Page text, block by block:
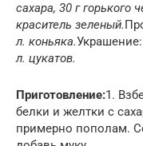
сахара, 30 г горького
краситель зеленый.
л. коньяка.Украшение:
л. цукатов.
Приготовление:1.
белки и желтки с
примерно пополам.